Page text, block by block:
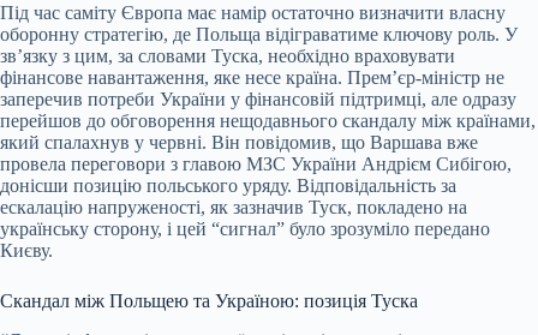
Під час саміту Європа має намір остаточно визначити власну
оборонну стратегію, де Польща відіграватиме ключову роль. У
зв’язку з цим, за словами Туска, необхідно враховувати
фінансове навантаження, яке несе країна. Прем’єр-міністр не
заперечив потреби України у фінансовій підтримці, але одразу
перейшов до обговорення нещодавнього скандалу між країнами,
який спалахнув у червні. Він повідомив, що Варшава вже
провела переговори з главою МЗС України Андрієм Сибігою,
донісши позицію польського уряду. Відповідальність за
ескалацію напруженості, як зазначив Туск, покладено на
українську сторону, і цей “сигнал” було зрозуміло передано
Києву.
Скандал між Польщею та Україною: позиція Туска